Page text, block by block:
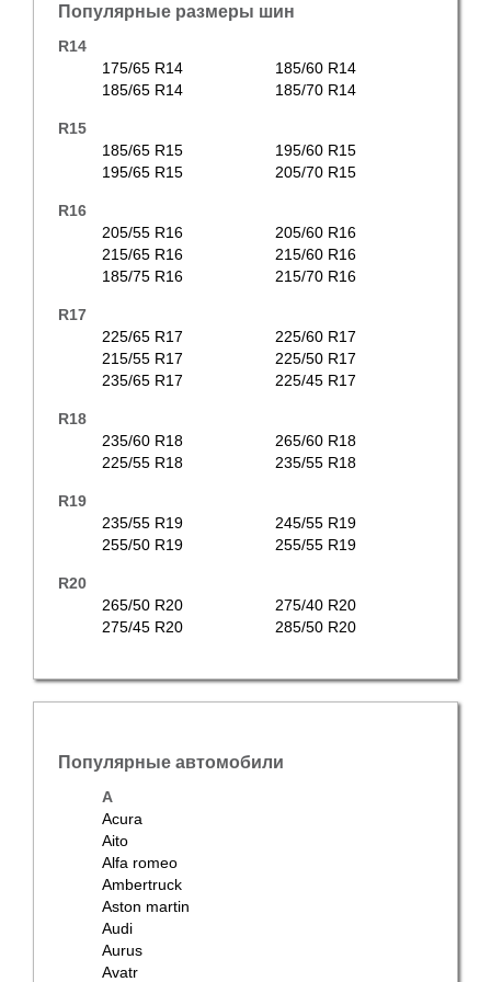
Популярные размеры шин
R14
175/65 R14
185/65 R14
185/60 R14
185/70 R14
R15
185/65 R15
195/65 R15
195/60 R15
205/70 R15
R16
205/55 R16
215/65 R16
185/75 R16
205/60 R16
215/60 R16
215/70 R16
R17
225/65 R17
215/55 R17
235/65 R17
225/60 R17
225/50 R17
225/45 R17
R18
235/60 R18
225/55 R18
265/60 R18
235/55 R18
R19
235/55 R19
255/50 R19
245/55 R19
255/55 R19
R20
265/50 R20
275/45 R20
275/40 R20
285/50 R20
Популярные автомобили
A
Acura
Aito
Alfa romeo
Ambertruck
Aston martin
Audi
Aurus
Avatr